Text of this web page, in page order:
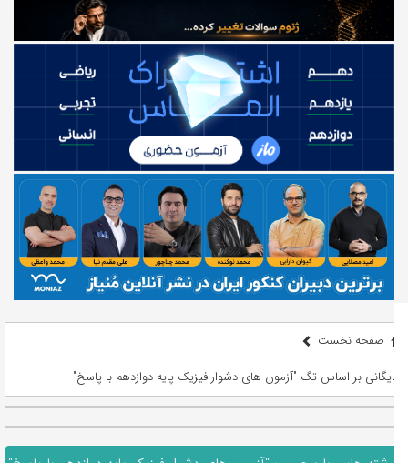
صفحه نخست
بایگانی بر اساس تگ "آزمون های دشوار فیزیک پایه دوازدهم با پاسخ"